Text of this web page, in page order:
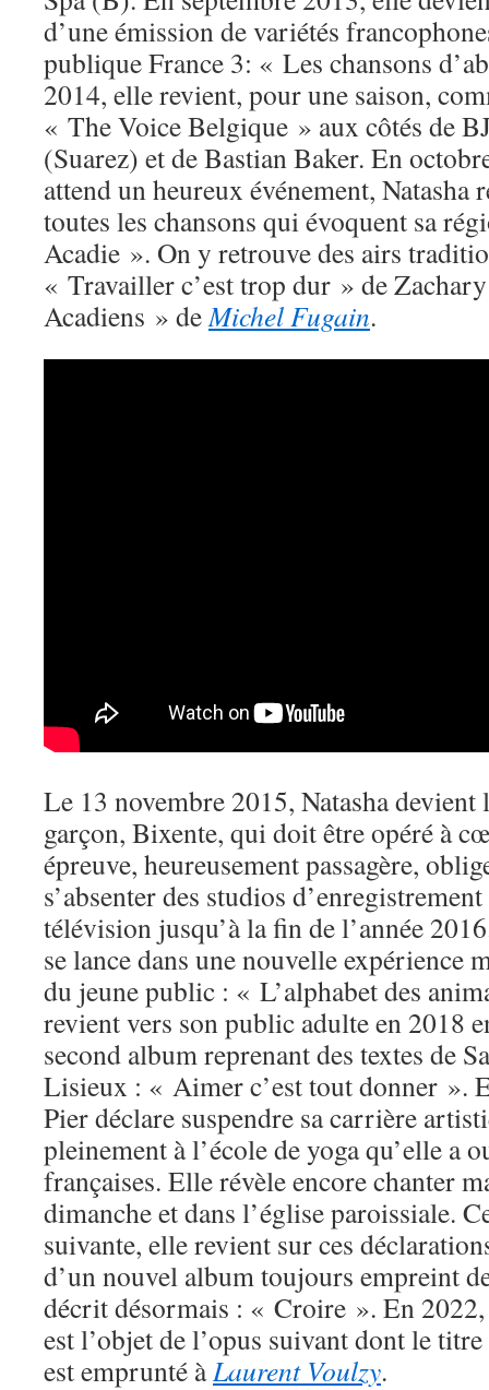
d’une émission de variétés
publique France 3: « Les chansons
2014, elle revient, pour une saison,
« The Voice Belgique » aux côtés de
(Suarez) et de Bastian Baker. En
attend un heureux événement, Natasha
toutes les chansons qui évoquent sa
Acadie ». On y retrouve des airs
« Travailler c’est trop dur » de
Acadiens » deMichel Fugain.
Le 13 novembre 2015, Natasha devient
garçon, Bixente, qui doit être opéré à
épreuve, heureusement passagère,
s’absenter des studios
télévision jusqu’à la fin de l’année
se lance dans une nouvelle expérience
du jeune public : « L’alphabet des
revient vers son public adulte en 2018
second album reprenant des textes de
Lisieux : « Aimer c’est tout donner ».
Pier déclare suspendre sa carrière
pleinement à l’école de yoga qu’elle a
françaises. Elle révèle encore chanter
dimanche et dans l’église paroissiale.
suivante, elle revient sur ces
d’un nouvel album toujours empreint
décrit désormais : « Croire ». En 2022,
est l’objet de l’opus suivant dont le
est emprunté àLaurent Voulzy.